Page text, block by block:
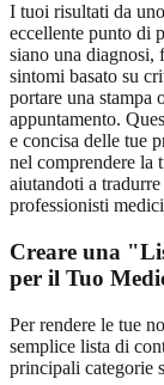
I tuoi risultati da
eccellente punto di
siano una diagnosi,
sintomi basato su
portare una stampa
appuntamento.
e concisa delle tue
nel comprendere la
aiutandoti a
professionisti
Creare una
per il Tuo
Per rendere le tue
semplice lista di
principali categorie